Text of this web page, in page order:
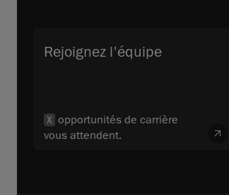
Rejoignez l'équipe
X opportunités de carrière
vous attendent.